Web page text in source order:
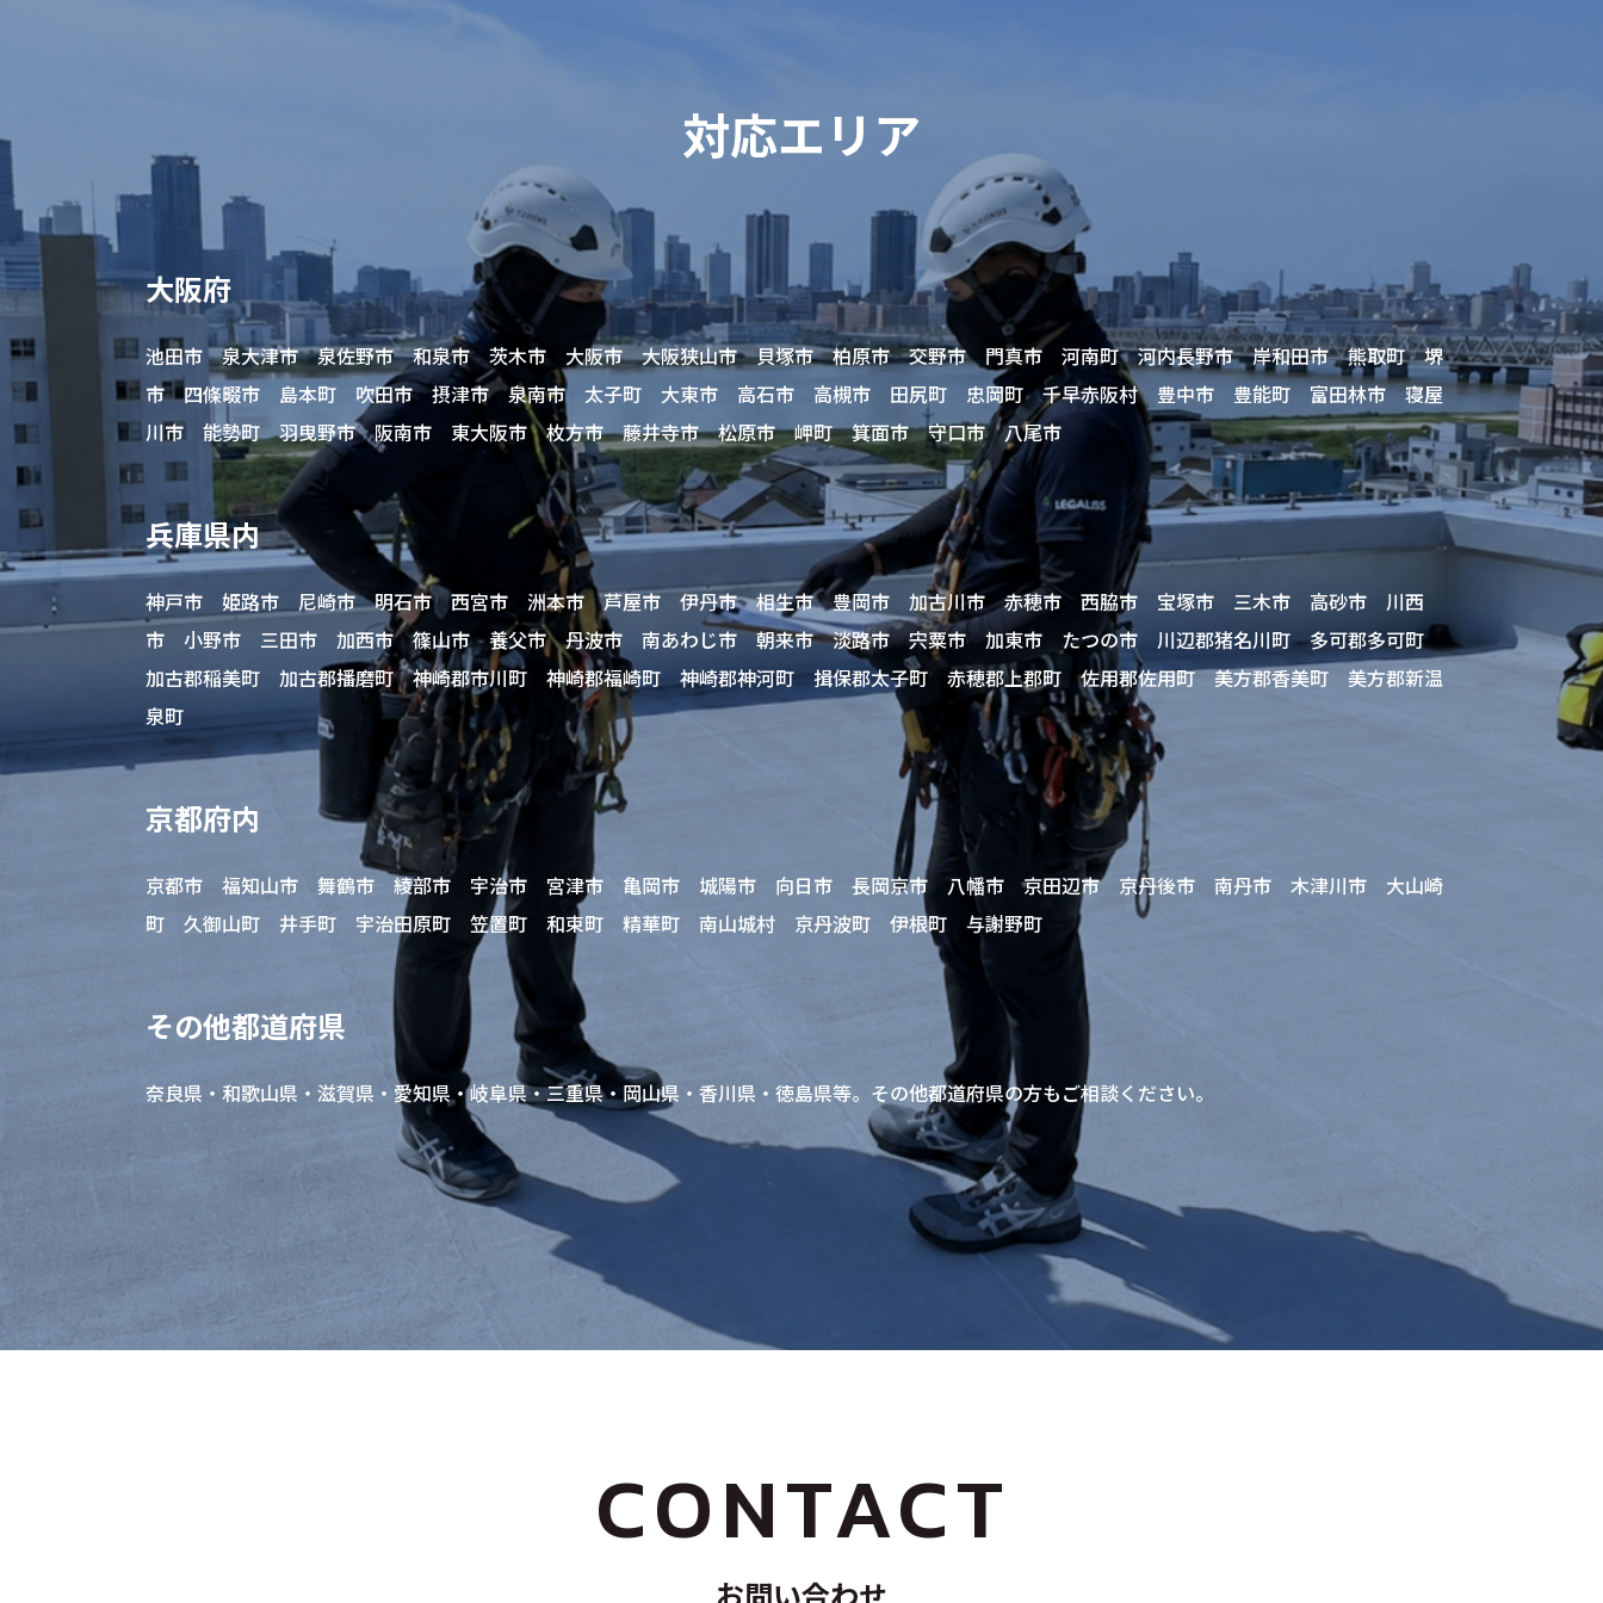
対応エリア
大阪府
池田市 泉大津市 泉佐野市 和泉市 茨木市 大阪市 大阪狭山市 貝塚市 柏原市 交野市 門真市 河南町 河内長野市 岸和田市 熊取町 堺
市 四條畷市 島本町 吹田市 摂津市 泉南市 太子町 大東市 高石市 高槻市 田尻町 忠岡町 千早赤阪村 豊中市 豊能町 富田林市 寝屋
川市 能勢町 羽曳野市 阪南市 東大阪市 枚方市 藤井寺市 松原市 岬町 箕面市 守口市 八尾市
兵庫県内
神戸市 姫路市 尼崎市 明石市 西宮市 洲本市 芦屋市 伊丹市 相生市 豊岡市 加古川市 赤穂市 西脇市 宝塚市 三木市 高砂市 川西
市 小野市 三田市 加西市 篠山市 養父市 丹波市 南あわじ市 朝来市 淡路市 宍粟市 加東市 たつの市 川辺郡猪名川町 多可郡多可町
加古郡稲美町 加古郡播磨町 神崎郡市川町 神崎郡福崎町 神崎郡神河町 揖保郡太子町 赤穂郡上郡町 佐用郡佐用町 美方郡香美町 美方郡新温
泉町
京都府内
京都市 福知山市 舞鶴市 綾部市 宇治市 宮津市 亀岡市 城陽市 向日市 長岡京市 八幡市 京田辺市 京丹後市 南丹市 木津川市 大山崎
町 久御山町 井手町 宇治田原町 笠置町 和束町 精華町 南山城村 京丹波町 伊根町 与謝野町
その他都道府県
奈良県・和歌山県・滋賀県・愛知県・岐阜県・三重県・岡山県・香川県・徳島県等。その他都道府県の方もご相談ください。
CONTACT
お問い合わせ